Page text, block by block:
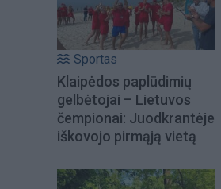
Sportas
Klaipėdos paplūdimių
gelbėtojai – Lietuvos
čempionai: Juodkrantėje
iškovojo pirmąją vietą